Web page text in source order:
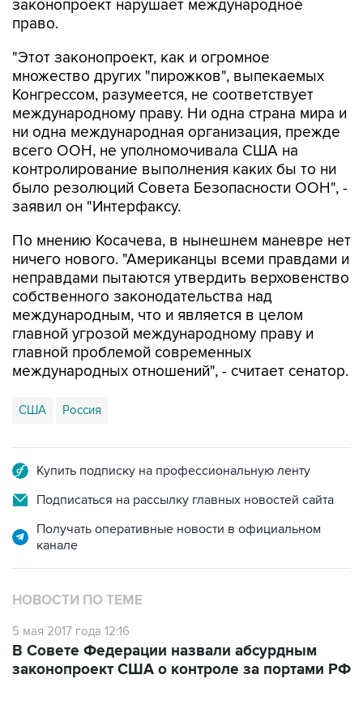
"Этот законопроект, как и огромное
Конгрессом, разумеется, не соответствует
международному праву. Ни одна страна мира и
ни одна международная организация, прежде
всего ООН, не уполномочивала США на
контролирование выполнения каких бы то ни
было резолюций Совета Безопасности ООН", -
заявил он "Интерфаксу.
По мнению Косачева, в нынешнем маневре нет
неправдами пытаются утвердить верховенство
собственного законодательства над
международным, что и является в целом
главной угрозой международному праву и
главной проблемой современных
международных отношений", - считает сенатор.
США Россия
Подписаться на рассылку главных новостей сайта
Получать оперативные новости в официальном
НОВОСТИ ПО ТЕМЕ
5 мая 2017 года 12:16
законопроект США о контроле за портами РФ